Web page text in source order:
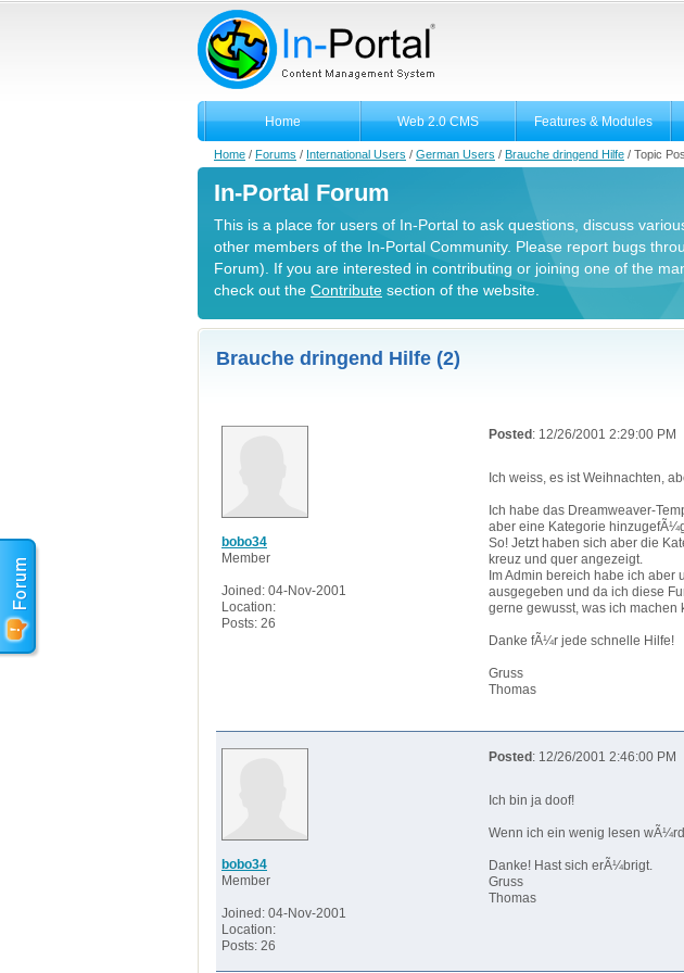
Home Web 2.0 CMS Features & Modules
Home / Forums / International Users / German Users / Brauche dringend Hilfe / Topic
In-Portal Forum
This is a place for users of In-Portal to ask questions, discuss
other members of the In-Portal Community. Please report bugs
Forum). If you are interested in contributing or joining one of the
check out the Contribute section of the website.
Brauche dringend Hilfe (2)
bobo34
Member
Joined: 04-Nov-2001
Location:
Posts: 26
Posted : 12/26/2001 2:29:00 PM
Ich weiss, es ist Weihnachten,
Ich habe das Dreamweaver-
aber eine Kategorie
So! Jetzt haben sich aber die
kreuz und quer angezeigt.
Im Admin bereich habe ich
ausgegeben und da ich diese
gerne gewusst, was ich
Danke fÃ¼r jede schnelle Hilfe!
Gruss
Thomas
bobo34
Member
Joined: 04-Nov-2001
Location:
Posts: 26
Posted : 12/26/2001 2:46:00 PM
Ich bin ja doof!
Wenn ich ein wenig lesen
Danke! Hast sich erÃ¼brigt.
Gruss
Thomas